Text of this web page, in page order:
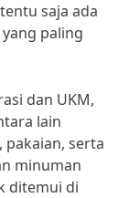
saja ada
paling
dan UKM,
lain
pakaian, serta
minuman
ditemui di